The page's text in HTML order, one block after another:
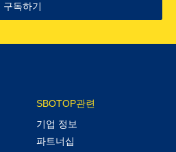
구독하기
SBOTOP관련
기업 정보
파트너십